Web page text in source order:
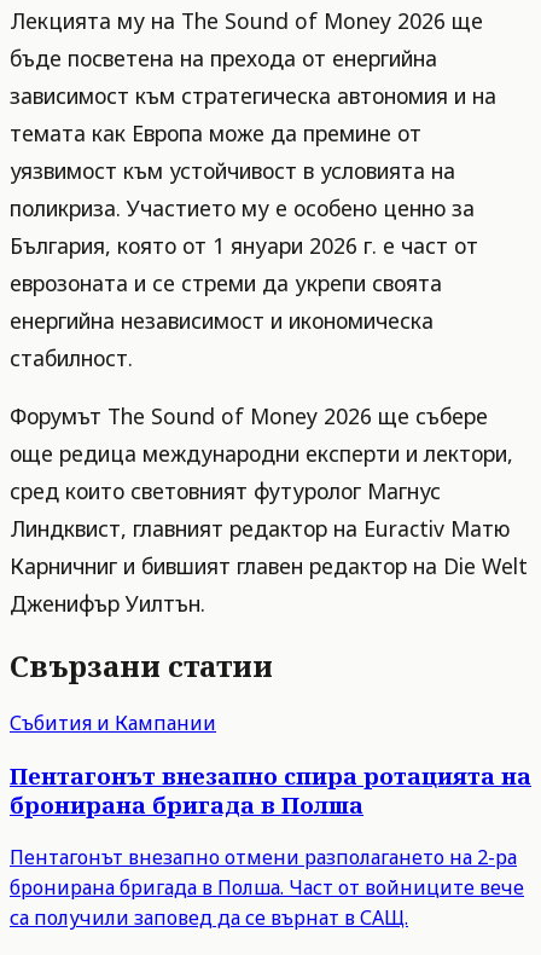
Лекцията му на The Sound of Money 2026 ще
бъде посветена на прехода от енергийна
зависимост към стратегическа автономия и на
темата как Европа може да премине от
уязвимост към устойчивост в условията на
поликриза. Участието му е особено ценно за
България, която от 1 януари 2026 г. е част от
еврозоната и се стреми да укрепи своята
енергийна независимост и икономическа
стабилност.
Форумът The Sound of Money 2026 ще събере
още редица международни експерти и лектори,
сред които световният футуролог Магнус
Линдквист, главният редактор на Euractiv Матю
Карничниг и бившият главен редактор на Die Welt
Дженифър Уилтън.
Свързани статии
Събития и Кампании
Пентагонът внезапно спира ротацията на
бронирана бригада в Полша
Пентагонът внезапно отмени разполагането на 2-ра
бронирана бригада в Полша. Част от войниците вече
са получили заповед да се върнат в САЩ.